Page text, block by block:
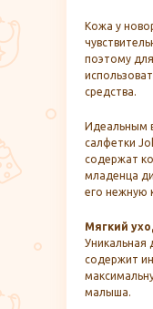
Кожа у
поэтому
средства.
Идеальным
салфетки
содержат
младенца
его нежную
Мягкий
Уникальная
содержит
малыша.